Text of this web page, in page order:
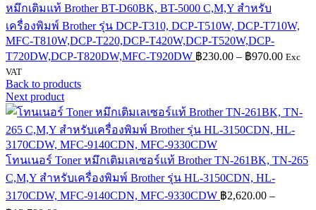
หมึกเติมแท้ Brother BT-D60BK, BT-5000 C,M,Y สำหรับ
เครื่องพิมพ์ Brother รุ่น DCP-T310, DCP-T510W, DCP-T710W,
MFC-T810W,DCP-T220,DCP-T420W,DCP-T520W,DCP-
T720DW,DCP-T820DW,MFC-T920DW ฿230.00 – ฿970.00Price
฿
Exc
VAT
Back to products
Next product
โทนเนอร์ Toner หมึกเติมเลเซอร์แท้ Brother TN-261BK, TN-265
C,M,Y สำหรับเครื่องพิมพ์ Brother รุ่น HL-3150CDN, HL-
3170CDW, MFC-9140CDN, MFC-9330CDW ฿2,620.00 –